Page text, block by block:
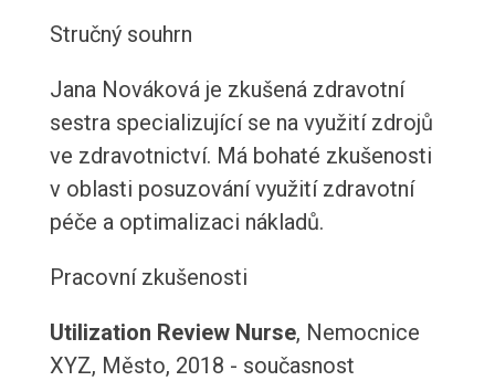
Stručný souhrn
Jana Nováková je zkušená zdravotní
sestra specializující se na využití zdrojů
ve zdravotnictví. Má bohaté zkušenosti
v oblasti posuzování využití zdravotní
péče a optimalizaci nákladů.
Pracovní zkušenosti
Utilization Review Nurse, Nemocnice
XYZ, Město, 2018 - současnost